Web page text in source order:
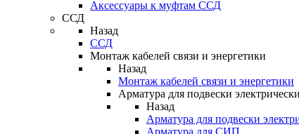
Аксессуары к муфтам ССД
ССД
Назад
ССД
Монтаж кабелей связи и энергетики
Назад
Монтаж кабелей связи и энергетики
Арматура для подвески
Назад
Арматура для подвески
Арматура для СИП